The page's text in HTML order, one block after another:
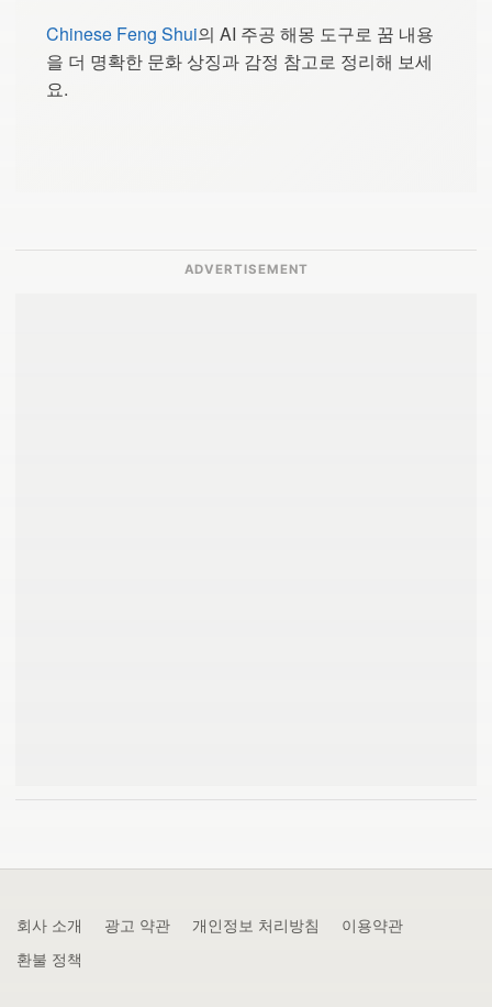
Chinese Feng Shui의 AI 주공 해몽 도구로 꿈 내용
을 더 명확한 문화 상징과 감정 참고로 정리해 보세
요.
회사 소개 광고 약관 개인정보 처리방침
이용약관
환불 정책